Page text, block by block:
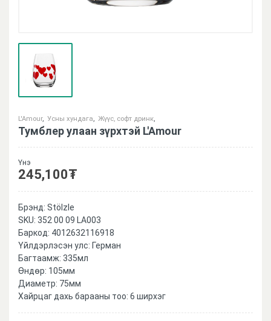
L'Amour, Усны хундага Жүүс, софт дринк
Тумблер улаан зүрхтэй L'Amour
Үнэ
245,100₮
Брэнд: Stölzle
SKU: 352 00 09 LA003
Баркод: 4012632116918
Үйлдэрлэсэн улс: Герман
Багтаамж: 335мл
Өндөр: 105мм
Диаметр: 75мм
Хайрцаг дахь барааны тоо: 6 ширхэг